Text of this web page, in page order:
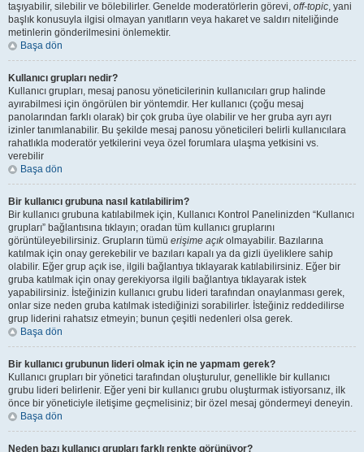
taşıyabilir, silebilir ve bölebilirler. Genelde moderatörlerin görevi, off-topic, yani
başlık konusuyla ilgisi olmayan yanıtların veya hakaret ve saldırı niteliğinde
metinlerin gönderilmesini önlemektir.
Başa dön
Kullanıcı grupları nedir?
Kullanıcı grupları, mesaj panosu yöneticilerinin kullanıcıları grup halinde
ayırabilmesi için öngörülen bir yöntemdir. Her kullanıcı (çoğu mesaj
panolarından farklı olarak) bir çok gruba üye olabilir ve her gruba ayrı ayrı
izinler tanımlanabilir. Bu şekilde mesaj panosu yöneticileri belirli kullanıcılara
rahatlıkla moderatör yetkilerini veya özel forumlara ulaşma yetkisini vs.
verebilir
Başa dön
Bir kullanıcı grubuna nasıl katılabilirim?
Bir kullanıcı grubuna katılabilmek için, Kullanıcı Kontrol Panelinizden “Kullanıcı
grupları” bağlantısına tıklayın; oradan tüm kullanıcı gruplarını
görüntüleyebilirsiniz. Grupların tümü erişime açıkolmayabilir. Bazılarına
katılmak için onay gerekebilir ve bazıları kapalı ya da gizli üyeliklere sahip
olabilir. Eğer grup açık ise, ilgili bağlantıya tıklayarak katılabilirsiniz. Eğer bir
gruba katılmak için onay gerekiyorsa ilgili bağlantıya tıklayarak istek
yapabilirsiniz. İsteğinizin kullanıcı grubu lideri tarafından onaylanması gerek,
onlar size neden gruba katılmak istediğinizi sorabilirler. İsteğiniz reddedilirse
grup liderini rahatsız etmeyin; bunun çeşitli nedenleri olsa gerek.
Başa dön
Bir kullanıcı grubunun lideri olmak için ne yapmam gerek?
Kullanıcı grupları bir yönetici tarafından oluşturulur, genellikle bir kullanıcı
grubu lideri belirlenir. Eğer yeni bir kullanıcı grubu oluşturmak istiyorsanız, ilk
önce bir yöneticiyle iletişime geçmelisiniz; bir özel mesaj göndermeyi deneyin.
Başa dön
Neden bazı kullanıcı grupları farklı renkte görünüyor?